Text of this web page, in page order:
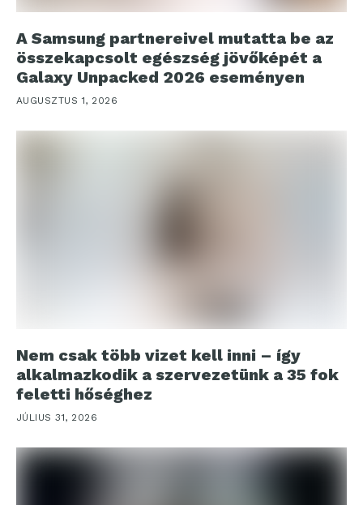
A Samsung partnereivel mutatta be az
összekapcsolt egészség jövőképét a
Galaxy Unpacked 2026 eseményen
AUGUSZTUS 1, 2026
Nem csak több vizet kell inni – így
alkalmazkodik a szervezetünk a 35 fok
feletti hőséghez
JÚLIUS 31, 2026